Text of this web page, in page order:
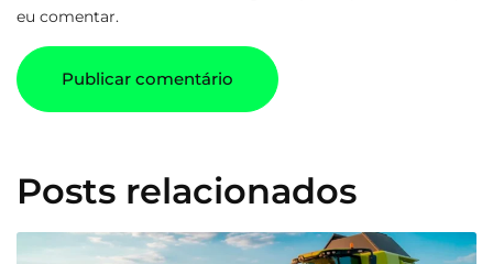
eu comentar.
Posts relacionados